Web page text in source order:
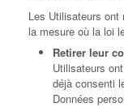
Les Utilisateurs ont
la mesure où la loi
Retirer leur
Utilisateurs
déjà consenti
Données